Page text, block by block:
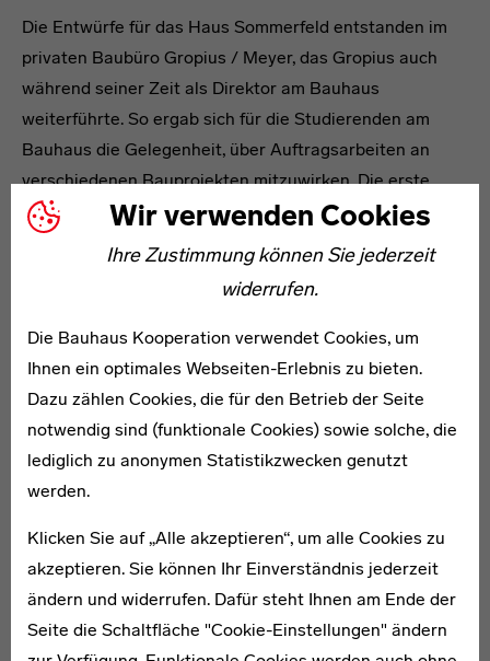
Wir verwenden Cookies
Ihre Zustimmung können Sie jederzeit
widerrufen.
Die Bauhaus Kooperation verwendet Cookies, um
Ihnen ein optimales Webseiten-Erlebnis zu bieten.
Dazu zählen Cookies, die für den Betrieb der Seite
notwendig sind (funktionale Cookies) sowie solche, die
lediglich zu anonymen Statistikzwecken genutzt
werden.
Klicken Sie auf „Alle akzeptieren“, um alle Cookies zu
akzeptieren. Sie können Ihr Einverständnis jederzeit
ändern und widerrufen. Dafür steht Ihnen am Ende der
Seite die Schaltfläche "Cookie-Einstellungen" ändern
Die Entwürfe für das Haus Sommerfeld entstanden im
privaten Baubüro Gropius / Meyer, das Gropius auch
während seiner Zeit als Direktor am Bauhaus
weiterführte. So ergab sich für die Studierenden am
Bauhaus die Gelegenheit, über Auftragsarbeiten an
verschiedenen Bauprojekten mitzuwirken. Die erste
größere Zusammenarbeit war das Haus Sommerfeld.
alle Künste in einem gemeinsamen Bau
zusammenzuführen, erstmals umgesetzt. Entsprechend
feierlich wurden die Grundsteinlegung und später auch
das Richtfest begangen.
Die Familien-Villa wurde in einer neu entwickelten
Blockhaus-Bauweise der Firma Adolf Sommerfeld
Bauausführungen errichtet. An der Ausgestaltung ihrer
Innenräume waren zahlreiche Studierende des
Bauhauses beteiligt: Joost Schmidt fertigte aufwändige
Schnitzarbeiten in der Empfangshalle, im Treppenhaus
und an den Abschlüssen der Holzbohlen. Josef Albers
entwarf ein großes Buntglasfenster für das
Treppenhaus. Die Möbelentwürfe stammten von Marcel